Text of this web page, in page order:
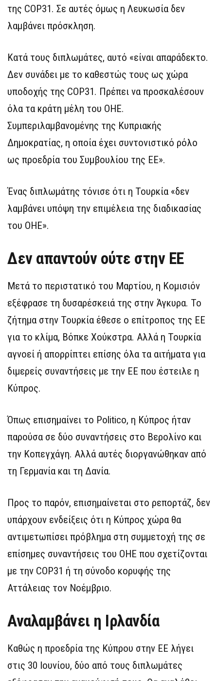
της COP31. Σε αυτές όμως η Λευκωσία δεν
λαμβάνει πρόσκληση.
Κατά τους διπλωμάτες, αυτό «είναι απαράδεκτο.
Δεν συνάδει με το καθεστώς τους ως χώρα
υποδοχής της COP31. Πρέπει να προσκαλέσουν
όλα τα κράτη μέλη του ΟΗΕ.
Συμπεριλαμβανομένης της Κυπριακής
Δημοκρατίας, η οποία έχει συντονιστικό ρόλο
ως προεδρία του Συμβουλίου της ΕΕ».
Ένας διπλωμάτης τόνισε ότι η Τουρκία «δεν
λαμβάνει υπόψη την επιμέλεια της διαδικασίας
του ΟΗΕ».
Δεν απαντούν ούτε στην ΕΕ
Μετά το περιστατικό του Μαρτίου, η Κομισιόν
εξέφρασε τη δυσαρέσκειά της στην Άγκυρα. Το
ζήτημα στην Τουρκία έθεσε ο επίτροπος της ΕΕ
για το κλίμα, Βόπκε Χούκστρα. Αλλά η Τουρκία
αγνοεί ή απορρίπτει επίσης όλα τα αιτήματα για
διμερείς συναντήσεις με την ΕΕ που έστειλε η
Κύπρος.
Όπως επισημαίνει το Politico, η Κύπρος ήταν
παρούσα σε δύο συναντήσεις στο Βερολίνο και
την Κοπεγχάγη. Αλλά αυτές διοργανώθηκαν από
τη Γερμανία και τη Δανία.
Προς το παρόν, επισημαίνεται στο ρεπορτάζ, δεν
υπάρχουν ενδείξεις ότι η Κύπρος χώρα θα
αντιμετωπίσει πρόβλημα στη συμμετοχή της σε
επίσημες συναντήσεις του ΟΗΕ που σχετίζονται
με την COP31 ή τη σύνοδο κορυφής της
Αττάλειας τον Νοέμβριο.
Αναλαμβάνει η Ιρλανδία
Καθώς η προεδρία της Κύπρου στην ΕΕ λήγει
στις 30 Ιουνίου, δύο από τους διπλωμάτες